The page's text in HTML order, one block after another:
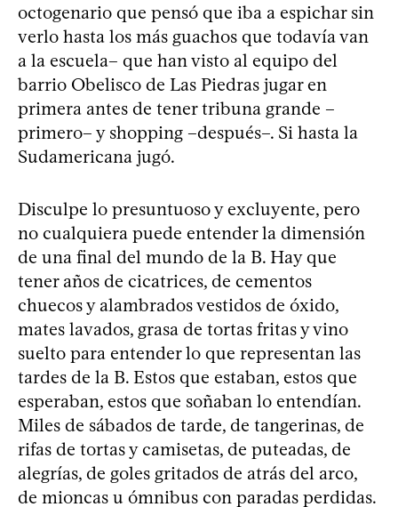
octogenario que pensó que iba a espichar sin
verlo hasta los más guachos que todavía van
a la escuela– que han visto al equipo del
barrio Obelisco de Las Piedras jugar en
primera antes de tener tribuna grande –
primero– y shopping –después–. Si hasta la
Sudamericana jugó.
Disculpe lo presuntuoso y excluyente, pero
no cualquiera puede entender la dimensión
de una final del mundo de la B. Hay que
tener años de cicatrices, de cementos
chuecos y alambrados vestidos de óxido,
mates lavados, grasa de tortas fritas y vino
suelto para entender lo que representan las
tardes de la B. Estos que estaban, estos que
esperaban, estos que soñaban lo entendían.
Miles de sábados de tarde, de tangerinas, de
rifas de tortas y camisetas, de puteadas, de
alegrías, de goles gritados de atrás del arco,
de mioncas u ómnibus con paradas perdidas.